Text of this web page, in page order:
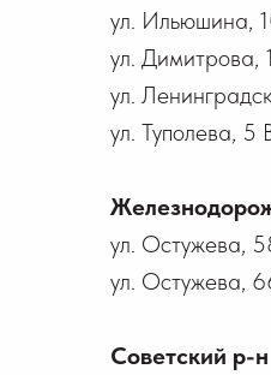
ул. Ильюшина,
ул. Димитрова,
ул.
ул. Туполева, 5
ул. Остужева,
ул. Остужева,
Советский р-н